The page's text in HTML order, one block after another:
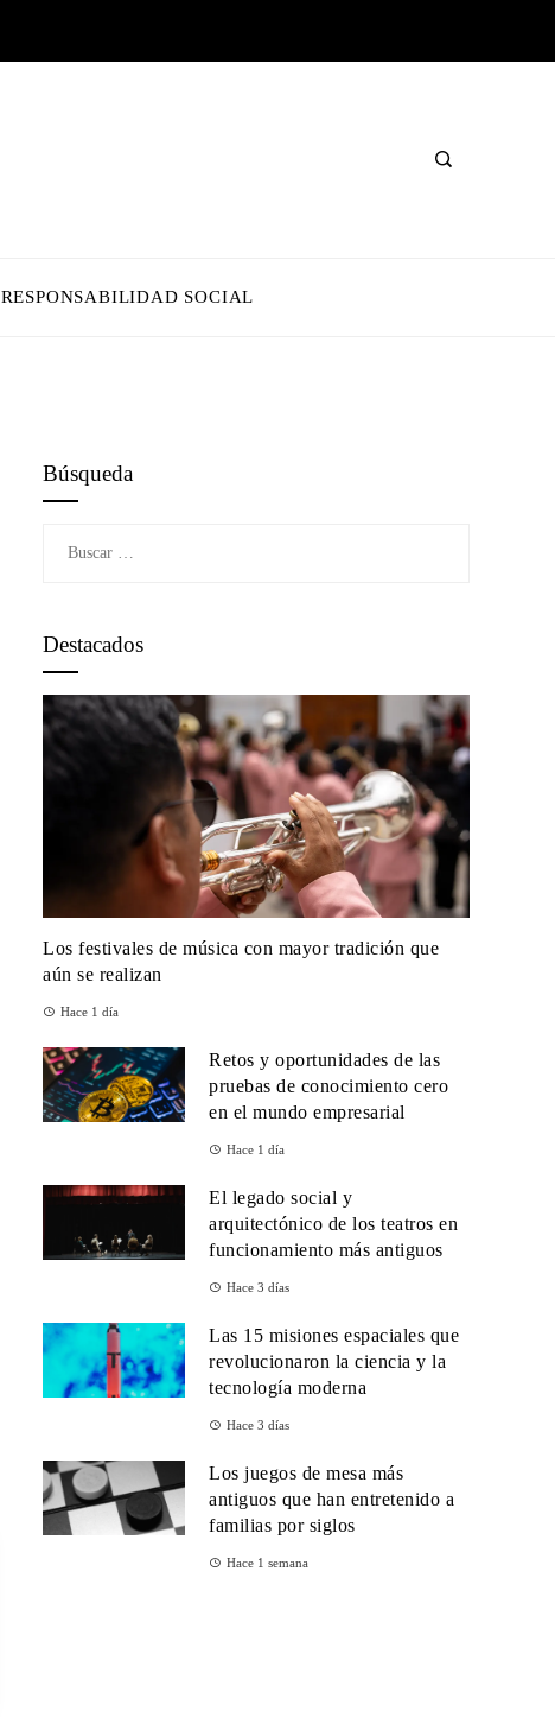
RESPONSABILIDAD SOCIAL
Búsqueda
Destacados
Los festivales de música con mayor tradición que
aún se realizan
Hace 1 día
Retos y oportunidades de las
pruebas de conocimiento cero
en el mundo empresarial
Hace 1 día
El legado social y
arquitectónico de los teatros en
funcionamiento más antiguos
Hace 3 días
Las 15 misiones espaciales que
revolucionaron la ciencia y la
tecnología moderna
Hace 3 días
Los juegos de mesa más
antiguos que han entretenido a
familias por siglos
Hace 1 semana